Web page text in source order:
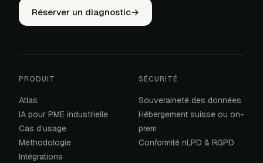
Réserver un diagnostic→
PRODUIT
Atlas
IA pour PME industrielle
Cas d’usage
Méthodologie
Intégrations
SÉCURITÉ
Souveraineté des données
Hébergement suisse ou on-
prem
Conformité nLPD & RGPD